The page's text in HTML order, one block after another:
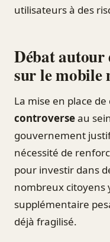
utilisateurs à des
Débat autour
sur le mobile
La mise en place
controverseau
gouvernement
nécessité de
pour investir dans
nombreux citoyens
supplémentaire
déjà fragilisé.